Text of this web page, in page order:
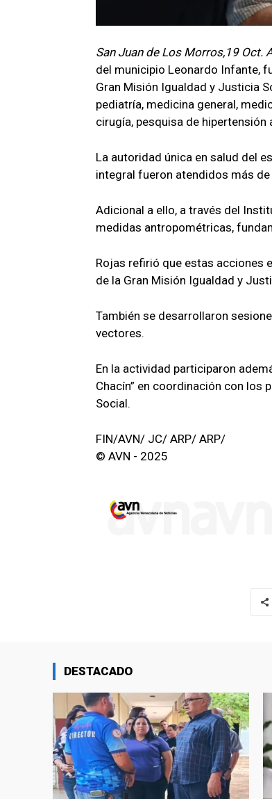
San Juan de Los Morros,19 Oct.
del municipio Leonardo Infante,
Gran Misión Igualdad y Justicia
pediatría, medicina general,
cirugía, pesquisa de
La autoridad única en salud del
integral fueron atendidos más
Adicional a ello, a través del
medidas antropométricas,
Rojas refirió que estas acciones
de la Gran Misión Igualdad y
También se desarrollaron
vectores.
En la actividad participaron
Chacín” en coordinación con los
Social.
FIN/AVN/ JC/ ARP/ ARP/
© AVN - 2025
DESTACADO